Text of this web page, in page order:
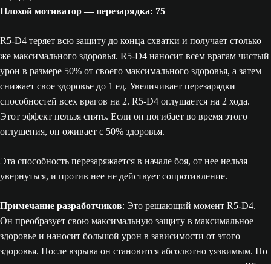
Плохой мотиватор — перезарядка: 75
R5-D4 теряет всю защиту до конца схватки и получает столько
же максимального здоровья. R5-D4 наносит всем врагам чистый
урон в размере 50% от своего максимального здоровья, а затем
снижает свое здоровье до 1 ед. Увеличивает перезарядки
способностей всех врагов на 2. R5-D4 оглушается на 2 хода.
Этот эффект нельзя снять. Если он погибает во время этого
оглушения, он оживает с 50% здоровья.
Эта способность перезаряжается в начале боя, от нее нельзя
увернуться, и против нее не действует сопротивление.
Примечание разработчиков: Это решающий момент R5-D4.
Он преобразует свою максимальную защиту в максимальное
здоровье и наносит большой урон в зависимости от этого
здоровья. После взрыва он становится абсолютно уязвимым. Но